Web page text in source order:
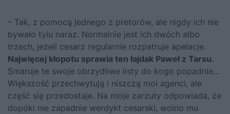
– Tak, z pomocą jednego z pretorów, ale nigdy ich nie
bywało tylu naraz. Normalnie jest ich dwóch albo
trzech, jeżeli cesarz regularnie rozpatruje apelacje.
Najwięcej kłopotu sprawia ten łajdak Paweł z Tarsu.
Smaruje te swoje obrzydliwe listy do kogo popadnie…
Większość przechwytują i niszczą moi agenci, ale
część się przedostaje. Na moje zarzuty odpowiada, że
dopóki nie zapadnie werdykt cesarski, wolno mu